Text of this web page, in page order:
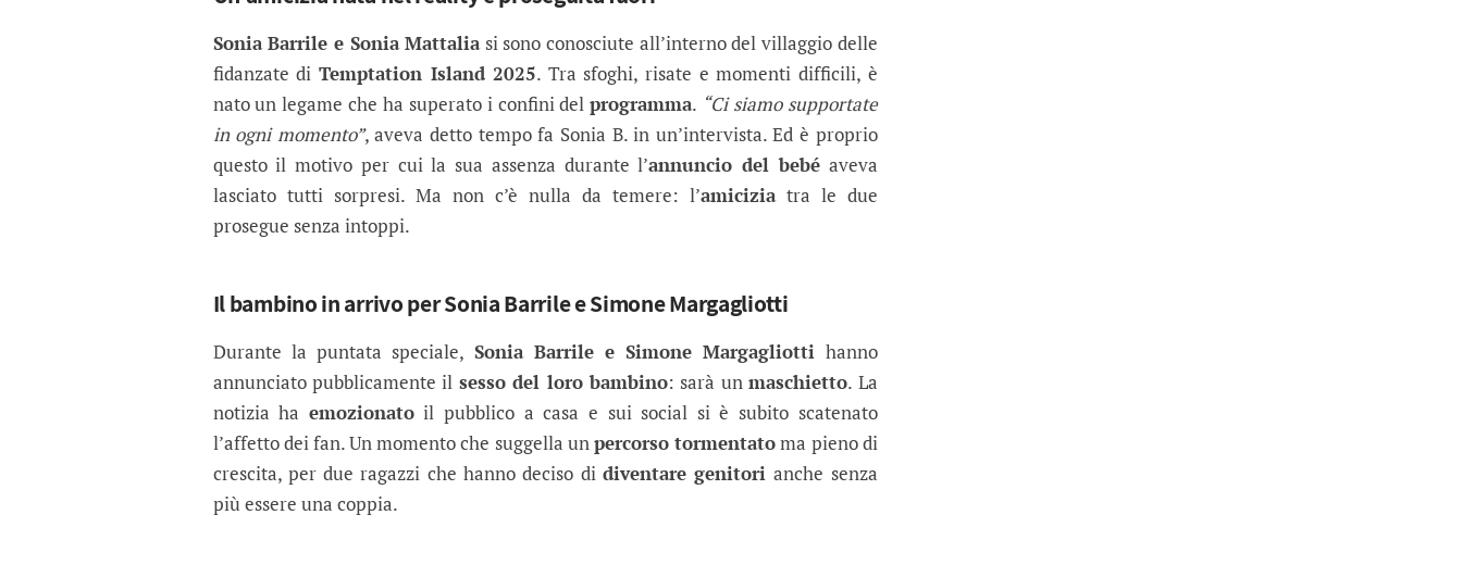
Sonia Barrile e Sonia Mattaliasi sono conosciute all’interno del villaggio delle
fidanzate di Temptation Island 2025. Tra sfoghi, risate e momenti difficili, è
nato un legame che ha superato i confini delprogramma. “Ci siamo supportate
in ogni momento”, aveva detto tempo fa Sonia B. in un’intervista. Ed è proprio
questo il motivo per cui la sua assenza durante l’annuncio del bebéaveva
lasciato tutti sorpresi. Ma non c’è nulla da temere: l’amiciziatra le due
prosegue senza intoppi.
Il bambino in arrivo per Sonia Barrile e Simone Margagliotti
Durante la puntata speciale, Sonia Barrile e Simone Margagliotti hanno
annunciato pubblicamente il sesso del loro bambino: sarà unmaschietto. La
notizia ha emozionatoil pubblico a casa e sui social si è subito scatenato
l’affetto dei fan. Un momento che suggella unpercorso tormentatoma pieno di
crescita, per due ragazzi che hanno deciso di diventare genitorianche senza
più essere una coppia.